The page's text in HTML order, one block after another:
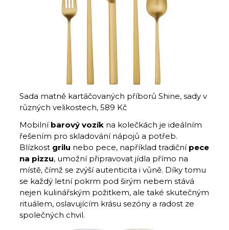
Sada matně kartáčovaných příborů Shine, sady v
různých velikostech, 589 Kč
Mobilní barový vozík na kolečkách je ideálním
řešením pro skladování nápojů a potřeb.
Blízkost grilu nebo pece, například tradiční pece
na pizzu, umožní připravovat jídla přímo na
místě, čímž se zvýší autenticita i vůně. Díky tomu
se každý letní pokrm pod širým nebem stává
nejen kulinářským požitkem, ale také skutečným
rituálem, oslavujícím krásu sezóny a radost ze
společných chvil.